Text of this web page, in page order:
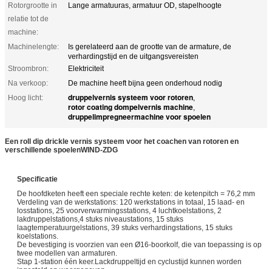
Rotorgrootte in
relatie tot de
machine:
Lange armatuuras, armatuur OD, stapelhoogte
Machinelengte:
Is gerelateerd aan de grootte van de armature, de
verhardingstijd en de uitgangsvereisten
Stroombron:
Elektriciteit
Na verkoop:
De machine heeft bijna geen onderhoud nodig
Hoog licht:
druppelvernis systeem voor rotoren,
rotor coating dompelvernis machine,
druppelimpregneermachine voor spoelen
Een roll dip drickle vernis systeem voor het coachen van rotoren en
verschillende spoelenWIND-ZDG
Specificatie
De hoofdketen heeft een speciale rechte keten: de ketenpitch = 76,2 mm
Verdeling van de werkstations: 120 werkstations in totaal, 15 laad- en
losstations, 25 voorverwarmingsstations, 4 luchtkoelstations, 2
lakdruppelstations,4 stuks niveaustations, 15 stuks
laagtemperatuurgelstations, 39 stuks verhardingstations, 15 stuks
koelstations.
De bevestiging is voorzien van een Ø16-boorkolf, die van toepassing is op
twee modellen van armaturen.
Stap 1-station één keer.Lackdruppeltijd en cyclustijd kunnen worden